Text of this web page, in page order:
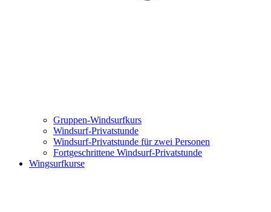
Gruppen-Windsurfkurs
Windsurf-Privatstunde
Windsurf-Privatstunde für zwei Personen
Fortgeschrittene Windsurf-Privatstunde
Wingsurfkurse